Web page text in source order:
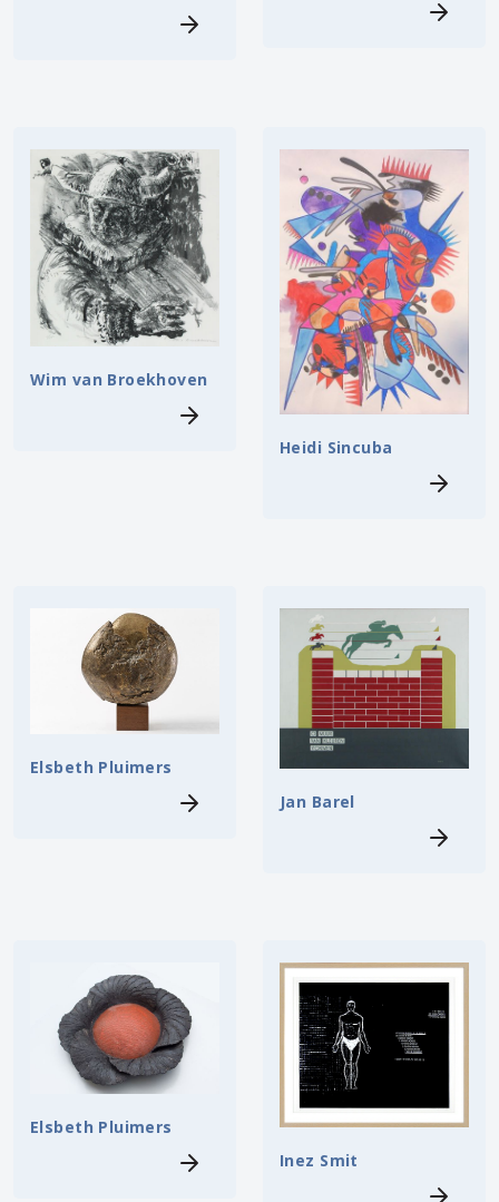
Wim van Broekhoven
Heidi Sincuba
Elsbeth Pluimers
Jan Barel
Elsbeth Pluimers
Inez Smit